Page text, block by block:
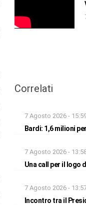
Correlati
7 Agosto 2026 -
Bardi: 1,6 milioni
7 Agosto 2026 -
Una call per il logo
7 Agosto 2026 -
Incontro tra il